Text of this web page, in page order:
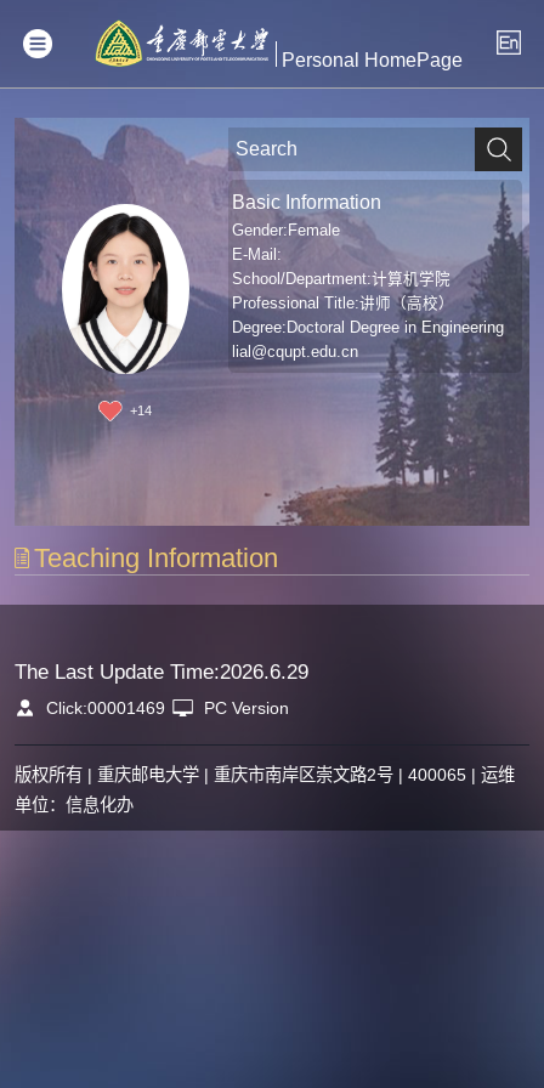
Personal HomePage
+14
Basic Information
Gender:Female
E-Mail:
School/Department:计算机学院
Professional Title:讲师（高校）
Degree:Doctoral Degree in Engineering
lial@cqupt.edu.cn
Teaching Information
The Last Update Time:2026.6.29
Click:00001469 PC Version
版权所有 | 重庆邮电大学 | 重庆市南岸区崇文路2号 | 400065 | 运维
单位：信息化办